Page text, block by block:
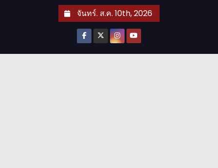
จันทร์. ส.ค. 10th, 2026